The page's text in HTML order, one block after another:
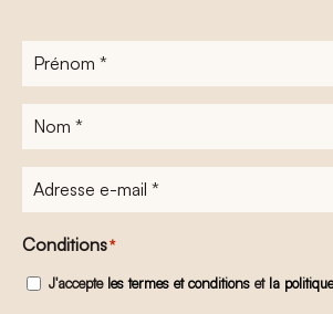
Prénom
Nom
Adresse
e-
mail*
Conditions*
J'accepte les termes et conditions et la